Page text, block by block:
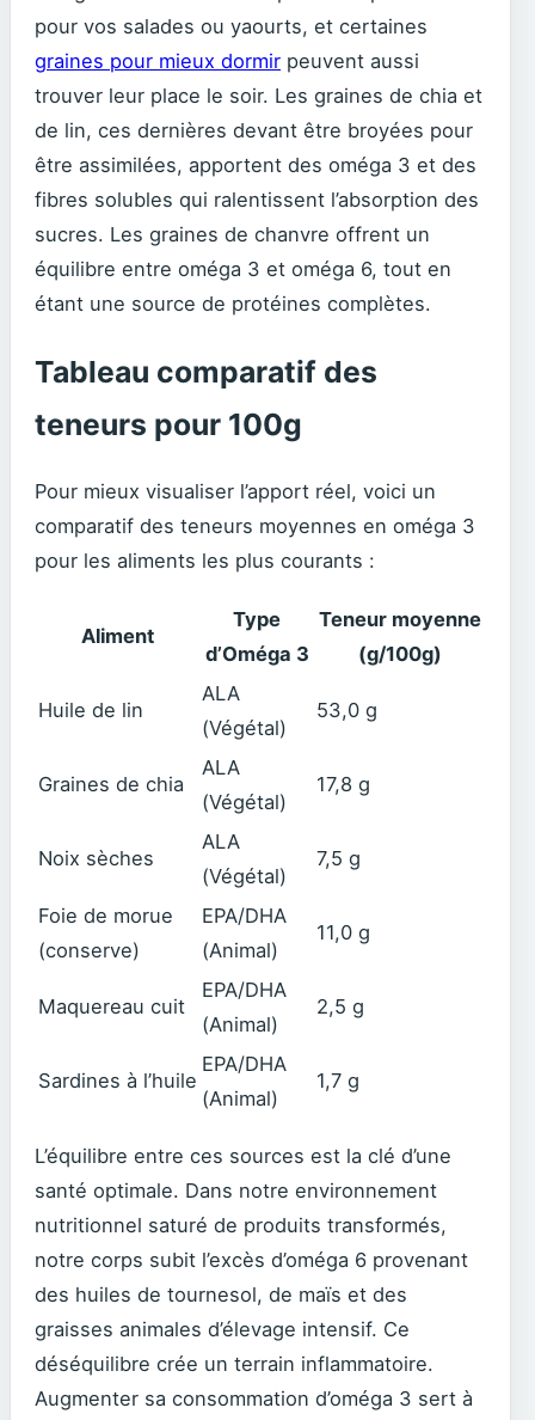
pour vos salades ou yaourts, et certaines
graines pour mieux dormir peuvent aussi
trouver leur place le soir. Les graines de chia et
de lin, ces dernières devant être broyées pour
être assimilées, apportent des oméga 3 et des
fibres solubles qui ralentissent l’absorption des
sucres. Les graines de chanvre offrent un
équilibre entre oméga 3 et oméga 6, tout en
étant une source de protéines complètes.
Tableau comparatif des
teneurs pour 100g
Pour mieux visualiser l’apport réel, voici un
comparatif des teneurs moyennes en oméga 3
pour les aliments les plus courants :
Aliment
Type
d’Oméga 3
Teneur moyenne
(g/100g)
Huile de lin
ALA
(Végétal)
53,0 g
Graines de chia
ALA
(Végétal)
17,8 g
Noix sèches
ALA
(Végétal)
7,5 g
Foie de morue
(conserve)
EPA/DHA
(Animal)
11,0 g
Maquereau cuit
EPA/DHA
(Animal)
2,5 g
Sardines à l’huile
EPA/DHA
(Animal)
1,7 g
L’équilibre entre ces sources est la clé d’une
santé optimale. Dans notre environnement
nutritionnel saturé de produits transformés,
notre corps subit l’excès d’oméga 6 provenant
des huiles de tournesol, de maïs et des
graisses animales d’élevage intensif. Ce
déséquilibre crée un terrain inflammatoire.
Augmenter sa consommation d’oméga 3 sert à